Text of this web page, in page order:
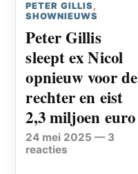
PETER GILLIS ,
SHOWNIEUWS
Peter Gillis
sleept ex Nicol
opnieuw voor de
rechter en eist
2,3 miljoen euro
24 mei 2025 — 3
reacties